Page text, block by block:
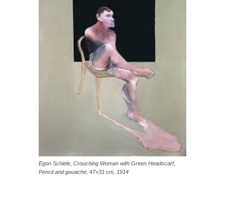
Egon Schiele, Crouching Woman with Green Headscarf,
Pencil and gouache, 47×31 cm, 1914